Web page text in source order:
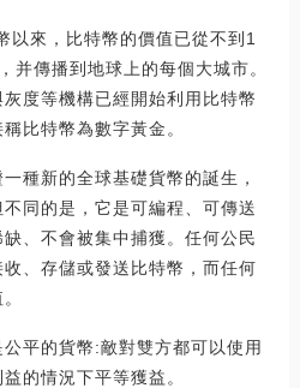
以來，比特幣的價值已從不到1
并傳播到地球上的每個大城市。
度等機構已經開始利用比特幣
比特幣為數字黃金。
種新的全球基礎貨幣的誕生，
同的是，它是可編程、可傳送
、不會被集中捕獲。任何公民
、存儲或發送比特幣，而任何
平的貨幣:敵對雙方都可以使用
的情況下平等獲益。